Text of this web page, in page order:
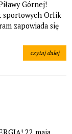
Górnej!
sportowych Orlik
zapowiada się
czytaj dalej
na temat: 30
22 maja